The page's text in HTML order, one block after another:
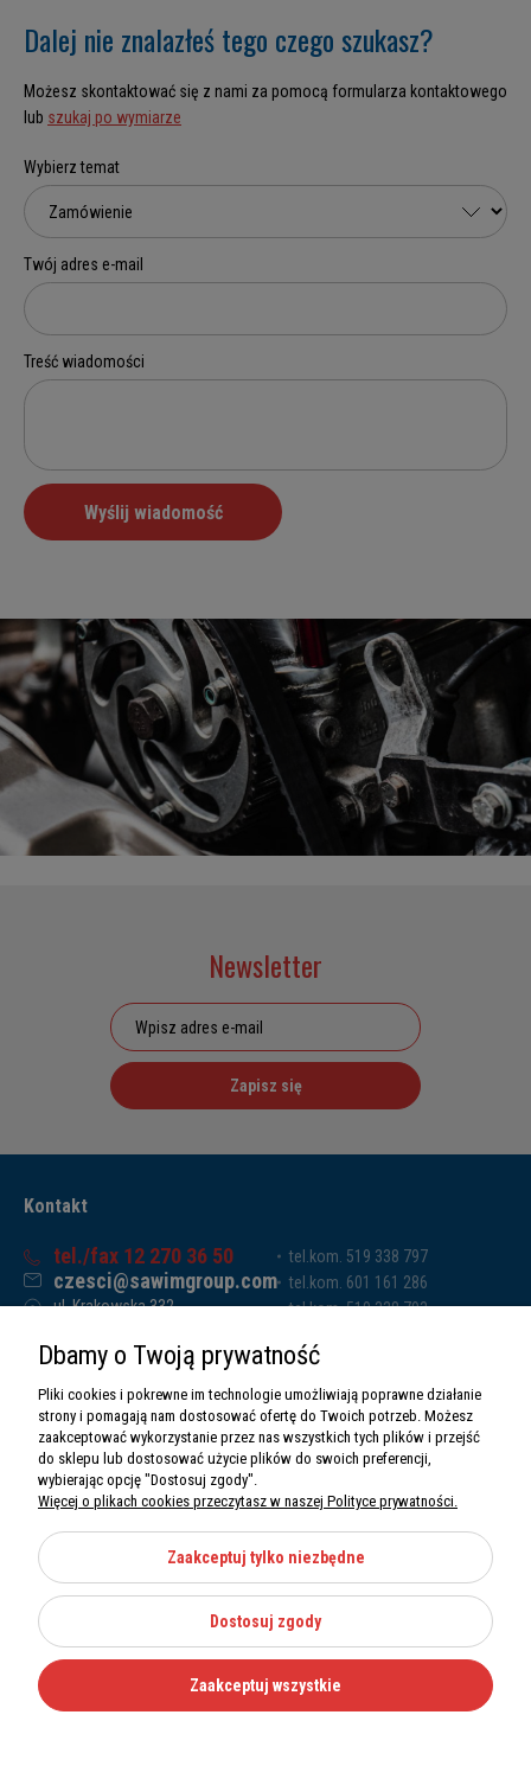
Dalej nie znalazłeś tego czego szukasz?
Możesz skontaktować się z nami za pomocą formularza kontaktowego
lub szukaj po wymiarze
Newsletter
Zapisz się
Kontakt
tel./fax 12 270 36 50
czesci@sawimgroup.com
ul. Krakowska 332,
Sawim Group Mariusz Zdyb sp. k.
NIP: 5130284470
REGON: 5246591010
tel.kom. 519 338 797
tel.kom. 601 161 286
tel.kom. 519 338 793
O nas
Informacje
Moje konto
Kategorie
Dbamy o Twoją prywatność
Pliki cookies i pokrewne im technologie umożliwiają poprawne działanie
strony i pomagają nam dostosować ofertę do Twoich potrzeb. Możesz
zaakceptować wykorzystanie przez nas wszystkich tych plików i przejść
do sklepu lub dostosować użycie plików do swoich preferencji,
wybierając opcję "Dostosuj zgody".
Więcej o plikach cookies przeczytasz w naszej Polityce prywatności.
Zaakceptuj tylko niezbędne
Dostosuj zgody
Zaakceptuj wszystkie